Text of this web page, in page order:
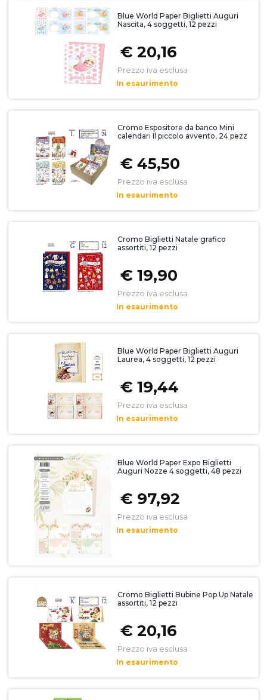
Blue World Paper Biglietti Auguri
Nascita, 4 soggetti, 12 pezzi
€ 20,16
Prezzo iva esclusa
In esaurimento
Cromo Espositore da banco Mini
calendari Il piccolo avvento, 24 pezz
€ 45,50
Prezzo iva esclusa
In esaurimento
Cromo Biglietti Natale grafico
assortiti, 12 pezzi
€ 19,90
Prezzo iva esclusa
In esaurimento
Blue World Paper Biglietti Auguri
Laurea, 4 soggetti, 12 pezzi
€ 19,44
Prezzo iva esclusa
In esaurimento
Blue World Paper Expo Biglietti
Auguri Nozze 4 soggetti, 48 pezzi
€ 97,92
Prezzo iva esclusa
In esaurimento
Cromo Biglietti Bubine Pop Up Natale
assortiti, 12 pezzi
€ 20,16
Prezzo iva esclusa
In esaurimento